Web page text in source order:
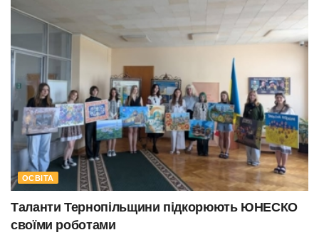
ОСВІТА
Таланти Тернопільщини підкорюють ЮНЕСКО
своїми роботами